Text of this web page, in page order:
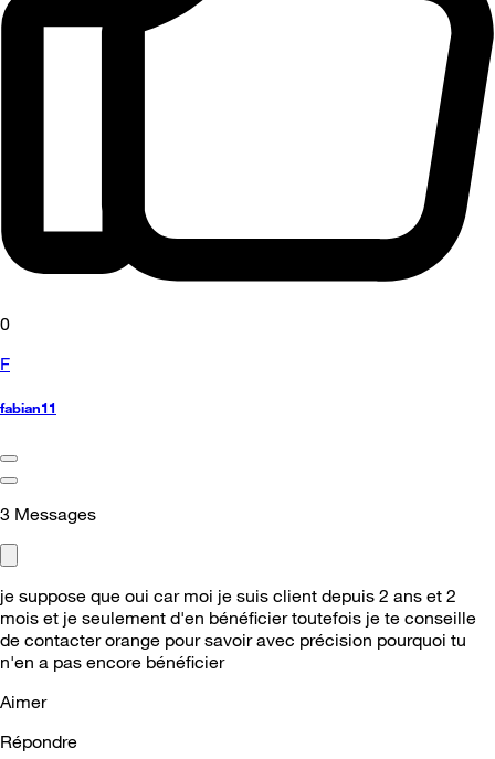
0
F
fabian11
3 Messages
je suppose que oui car moi je suis client depuis 2 ans et 2
mois et je seulement d'en bénéficier toutefois je te conseille
de contacter orange pour savoir avec précision pourquoi tu
n'en a pas encore bénéficier
Aimer
Répondre